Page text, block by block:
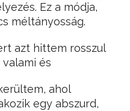
Ez a módja,
méltányosság.
azt hittem rosszul
és
ahol
egy abszurd,